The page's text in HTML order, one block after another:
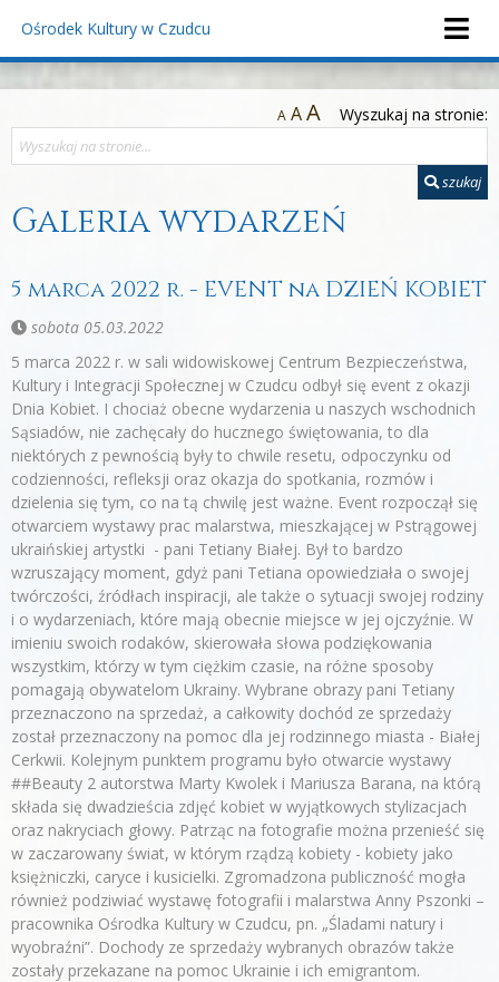
Ośrodek Kultury w Czudcu
A AA Wyszukaj na stronie:
szukaj
Galeria wydarzeń
5 marca 2022 r. - EVENT na DZIEŃ KOBIET
sobota 05.03.2022
5 marca 2022 r. w sali widowiskowej Centrum Bezpieczeństwa,
Kultury i Integracji Społecznej w Czudcu odbył się event z okazji
Dnia Kobiet. I chociaż obecne wydarzenia u naszych wschodnich
Sąsiadów, nie zachęcały do hucznego świętowania, to dla
niektórych z pewnością były to chwile resetu, odpoczynku od
codzienności, refleksji oraz okazja do spotkania, rozmów i
dzielenia się tym, co na tą chwilę jest ważne. Event rozpoczął się
otwarciem wystawy prac malarstwa, mieszkającej w Pstrągowej
ukraińskiej artystki - pani Tetiany Białej. Był to bardzo
wzruszający moment, gdyż pani Tetiana opowiedziała o swojej
twórczości, źródłach inspiracji, ale także o sytuacji swojej rodziny
i o wydarzeniach, które mają obecnie miejsce w jej ojczyźnie. W
imieniu swoich rodaków, skierowała słowa podziękowania
wszystkim, którzy w tym ciężkim czasie, na różne sposoby
pomagają obywatelom Ukrainy. Wybrane obrazy pani Tetiany
przeznaczono na sprzedaż, a całkowity dochód ze sprzedaży
został przeznaczony na pomoc dla jej rodzinnego miasta - Białej
Cerkwii. Kolejnym punktem programu było otwarcie wystawy
##Beauty 2 autorstwa Marty Kwolek i Mariusza Barana, na którą
składa się dwadzieścia zdjęć kobiet w wyjątkowych stylizacjach
oraz nakryciach głowy. Patrząc na fotografie można przenieść się
w zaczarowany świat, w którym rządzą kobiety - kobiety jako
księżniczki, caryce i kusicielki. Zgromadzona publiczność mogła
również podziwiać wystawę fotografii i malarstwa Anny Pszonki –
pracownika Ośrodka Kultury w Czudcu, pn. „Śladami natury i
wyobraźni”. Dochody ze sprzedaży wybranych obrazów także
zostały przekazane na pomoc Ukrainie i ich emigrantom.